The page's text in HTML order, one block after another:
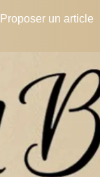
Proposer un article